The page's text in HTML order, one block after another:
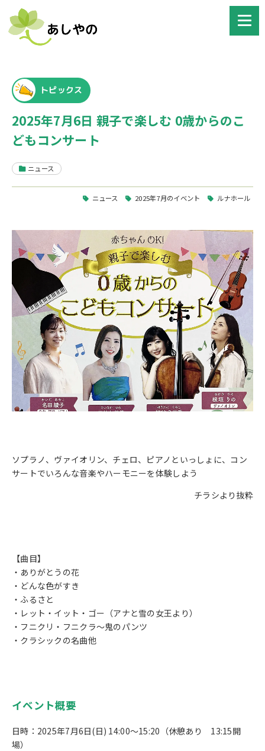
トピックス
2025年7月6日 親子で楽しむ 0歳からのこ
どもコンサート
ニュース
ニュース 2025年7月のイベント ルナホール
ソプラノ、ヴァイオリン、チェロ、ピアノといっしょに、コン
サートでいろんな音楽やハーモニーを体験しよう
チラシより抜粋
【曲目】
・ありがとうの花
・どんな色がすき
・ふるさと
・レット・イット・ゴー（アナと雪の女王より）
・フニクリ・フニクラ～鬼のパンツ
・クラシックの名曲他
イベント概要
日時：2025年7月6日(日) 14:00～15:20（休憩あり 13:15開
場）